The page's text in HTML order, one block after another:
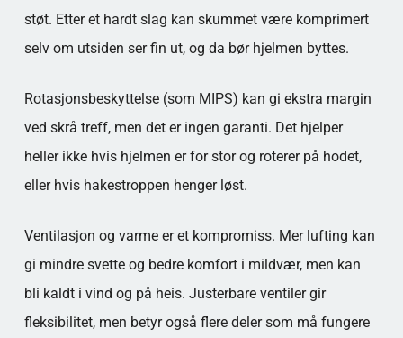
støt. Etter et hardt slag kan skummet være komprimert
selv om utsiden ser fin ut, og da bør hjelmen byttes.
Rotasjonsbeskyttelse (som MIPS) kan gi ekstra margin
ved skrå treff, men det er ingen garanti. Det hjelper
heller ikke hvis hjelmen er for stor og roterer på hodet,
eller hvis hakestroppen henger løst.
Ventilasjon og varme er et kompromiss. Mer lufting kan
gi mindre svette og bedre komfort i mildvær, men kan
bli kaldt i vind og på heis. Justerbare ventiler gir
fleksibilitet, men betyr også flere deler som må fungere